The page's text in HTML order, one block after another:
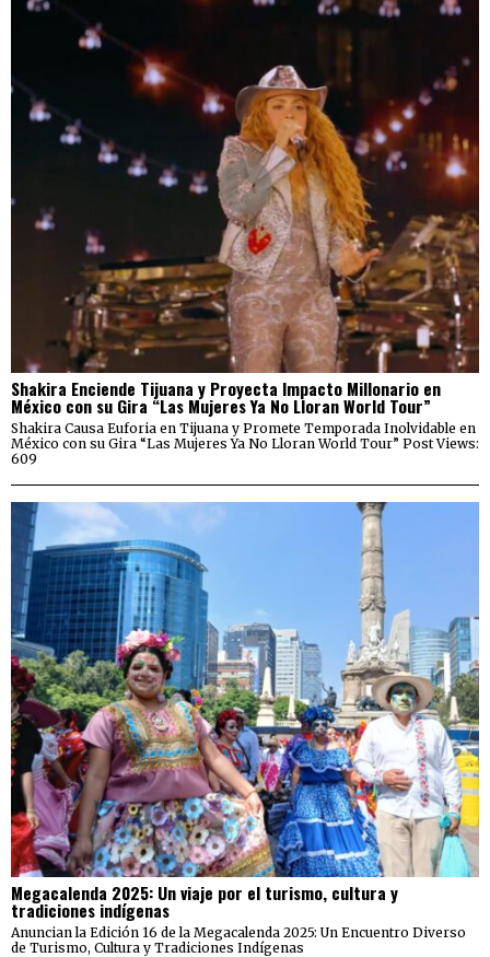
Shakira Enciende Tijuana y Proyecta Impacto Millonario en
México con su Gira “Las Mujeres Ya No Lloran World Tour”
Shakira Causa Euforia en Tijuana y Promete Temporada Inolvidable en
México con su Gira “Las Mujeres Ya No Lloran World Tour” Post Views:
609
Megacalenda 2025: Un viaje por el turismo, cultura y
tradiciones indígenas
Anuncian la Edición 16 de la Megacalenda 2025: Un Encuentro Diverso
de Turismo, Cultura y Tradiciones Indígenas